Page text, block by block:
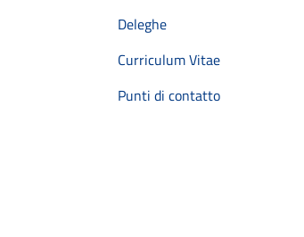
Deleghe
Curriculum Vitae
Punti di contatto